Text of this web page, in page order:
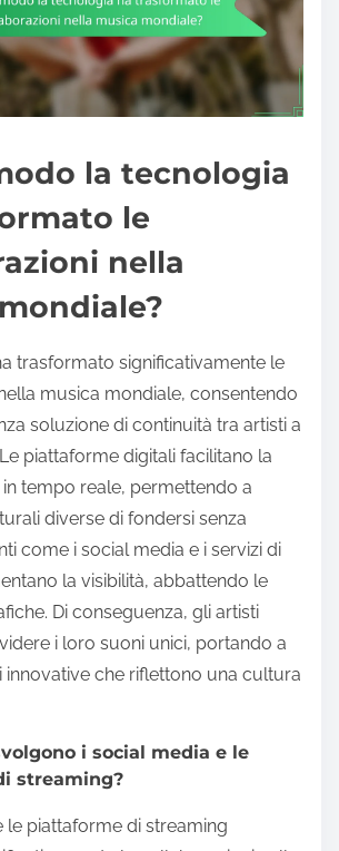
la tecnologia
le
nella
trasformato significativamente le
musica mondiale, consentendo
soluzione di continuità tra artisti a
piattaforme digitali facilitano la
tempo reale, permettendo a
diverse di fondersi senza
come i social media e i servizi di
la visibilità, abbattendo le
Di conseguenza, gli artisti
i loro suoni unici, portando a
innovative che riflettono una cultura
i social media e le
streaming?
le piattaforme di streaming